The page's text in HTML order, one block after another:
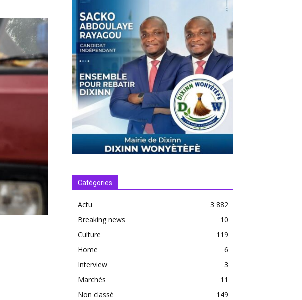
Catégories
Actu
3 882
Breaking news
10
Culture
119
Home
6
Interview
3
Marchés
11
Non classé
149